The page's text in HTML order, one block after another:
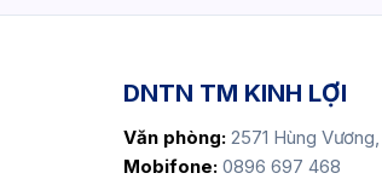
DNTN TM KINH LỢI
Văn phòng: 2571 Hùng
Mobifone: 0896 697 468